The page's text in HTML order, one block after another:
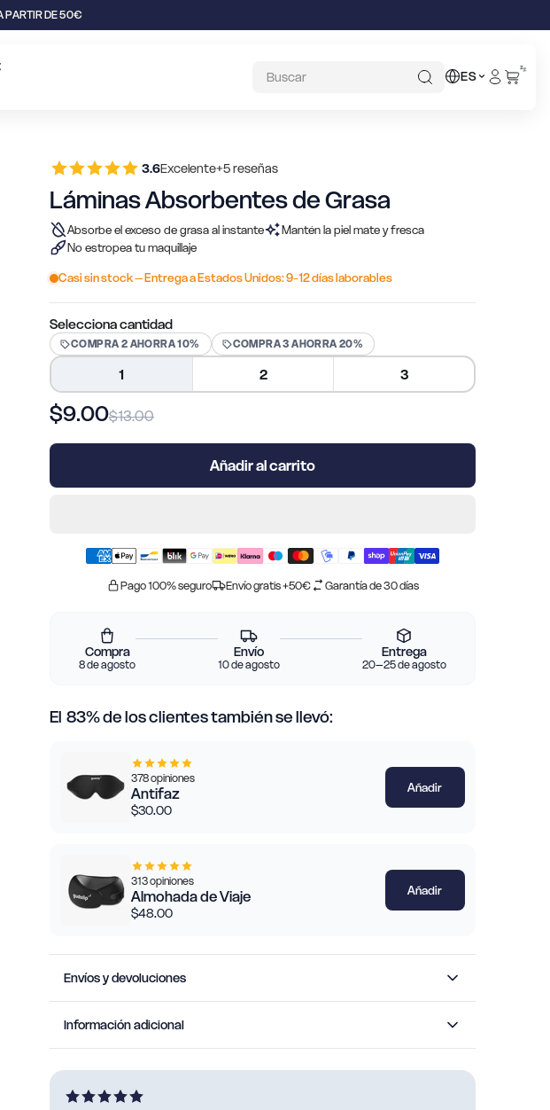
PARTIR DE 50€
ES z
3.6Excelente+5 reseñas
Láminas Absorbentes de Grasa
Absorbe el exceso de grasa al instante
Mantén la piel mate y fresca
No estropea tu maquillaje
Casi sin stock– Entrega a Estados Unidos: 9-12 días laborables
Selecciona cantidad
COMPRA 2 AHORRA 10% COMPRA 3 AHORRA 20%
1 2 3
$9.00$13.00
Añadir al carrito
Pago 100% seguro Envío gratis +50€ Garantía de 30 días
Compra
8 de agosto
Envío
10 de agosto
Entrega
20–25 de agosto
El 83% de los clientes también se llevó:
378 opiniones
Antifaz
$30.00
Añadir
313 opiniones
Almohada de Viaje
$48.00
Añadir
Envíos y devoluciones
Información adicional